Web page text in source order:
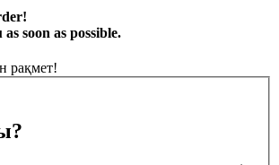
soon as possible.
рақмет!